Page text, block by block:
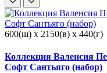
600(ш) x 2150(в) x 440(г)
Коллекция Валенсия
Софт Сантьяго (набор)